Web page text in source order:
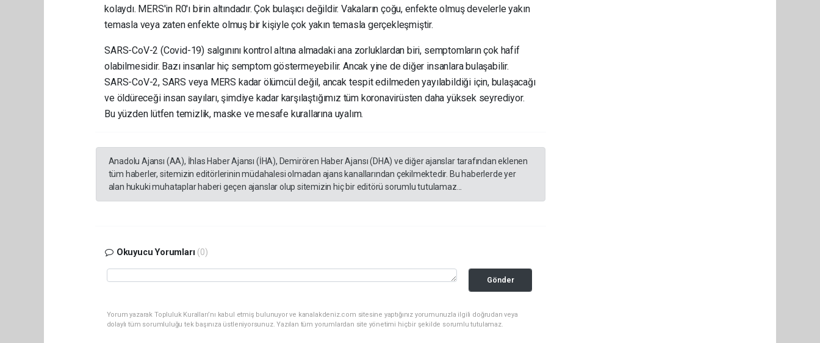
kolaydı. MERS'in R0'ı birin altındadır. Çok bulaşıcı değildir. Vakaların çoğu, enfekte olmuş develerle yakın
temasla veya zaten enfekte olmuş bir kişiyle çok yakın temasla gerçekleşmiştir.
SARS-CoV-2 (Covid-19) salgınını kontrol altına almadaki ana zorluklardan biri, semptomların çok hafif
olabilmesidir. Bazı insanlar hiç semptom göstermeyebilir. Ancak yine de diğer insanlara bulaşabilir.
SARS-CoV-2, SARS veya MERS kadar ölümcül değil, ancak tespit edilmeden yayılabildiği için, bulaşacağı
ve öldüreceği insan sayıları, şimdiye kadar karşılaştığımız tüm koronavirüsten daha yüksek seyrediyor.
Bu yüzden lütfen temizlik, maske ve mesafe kurallarına uyalım.
Anadolu Ajansı (AA), İhlas Haber Ajansı (İHA), Demirören Haber Ajansı (DHA) ve diğer ajanslar tarafından eklenen
tüm haberler, sitemizin editörlerinin müdahalesi olmadan ajans kanallarından çekilmektedir. Bu haberlerde yer
alan hukuki muhataplar haberi geçen ajanslar olup sitemizin hiç bir editörü sorumlu tutulamaz...
Okuyucu Yorumları (0)
Gönder
Yorum yazarak Topluluk Kuralları’nı kabul etmiş bulunuyor ve kanalakdeniz.com sitesine yaptığınız yorumunuzla ilgili doğrudan veya
dolaylı tüm sorumluluğu tek başınıza üstleniyorsunuz. Yazılan tüm yorumlardan site yönetimi hiçbir şekilde sorumlu tutulamaz.